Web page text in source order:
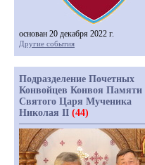
основан 20 декабря 2022 г.
Другие события
Подразделение Почетных
Конвойцев Конвоя Памяти
Святого Царя Мученика
Николая II (44)